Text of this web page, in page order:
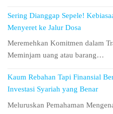
Sering Dianggap Sepele!
Menyeret ke Jalur Dosa
Meremehkan Komitmen dalam
Meminjam uang atau barang…
Kaum Rebahan Tapi Finansial
Investasi Syariah yang Benar
Meluruskan Pemahaman